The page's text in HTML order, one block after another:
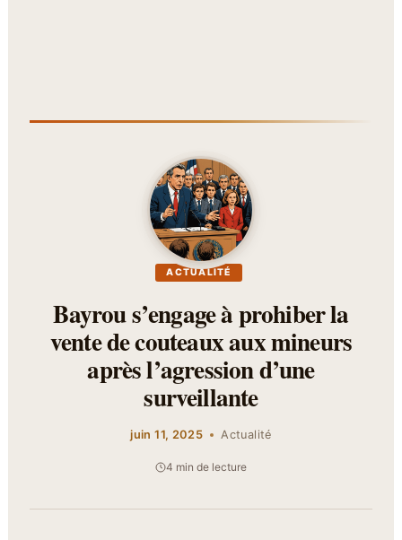
ACTUALITÉ
Bayrou s’engage à prohiber la
vente de couteaux aux mineurs
après l’agression d’une
surveillante
juin 11, 2025 Actualité
4 min de lecture